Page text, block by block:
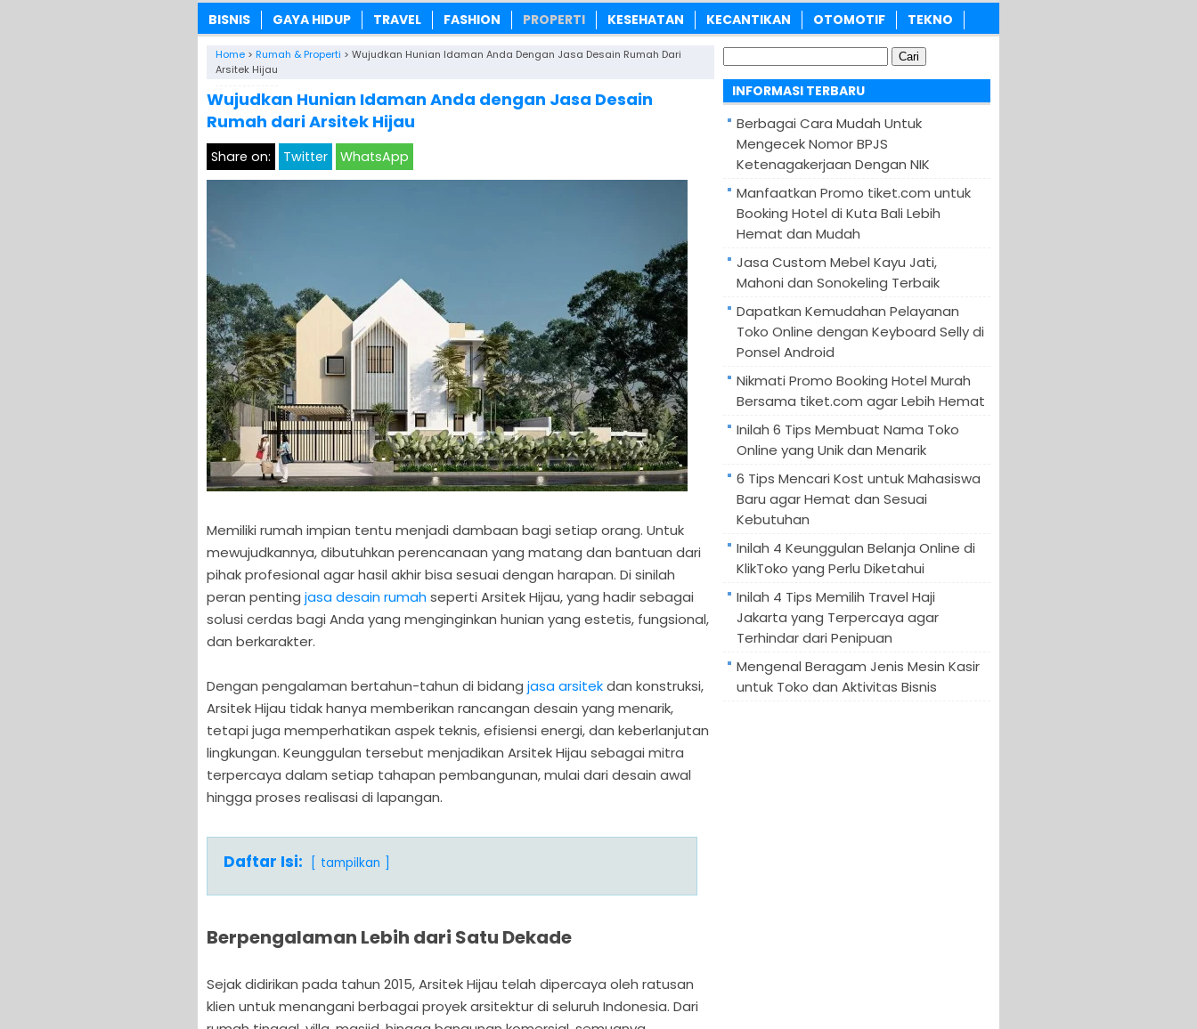
BISNIS GAYA HIDUP TRAVEL FASHION PROPERTI KESEHATAN KECANTIKAN OTOMOTIF TEKNO
Home > Rumah & Properti > Wujudkan Hunian Idaman Anda Dengan Jasa Desain Rumah Dari
Arsitek Hijau
Wujudkan Hunian Idaman Anda dengan Jasa Desain
Rumah dari Arsitek Hijau
Share on: Twitter WhatsApp
Memiliki rumah impian tentu menjadi dambaan bagi setiap orang. Untuk
mewujudkannya, dibutuhkan perencanaan yang matang dan bantuan dari
pihak profesional agar hasil akhir bisa sesuai dengan harapan. Di sinilah
peran penting jasa desain rumahseperti Arsitek Hijau, yang hadir sebagai
solusi cerdas bagi Anda yang menginginkan hunian yang estetis, fungsional,
dan berkarakter.
Dengan pengalaman bertahun-tahun di bidang jasa arsitekdan konstruksi,
Arsitek Hijau tidak hanya memberikan rancangan desain yang menarik,
tetapi juga memperhatikan aspek teknis, efisiensi energi, dan keberlanjutan
lingkungan. Keunggulan tersebut menjadikan Arsitek Hijau sebagai mitra
terpercaya dalam setiap tahapan pembangunan, mulai dari desain awal
hingga proses realisasi di lapangan.
Daftar Isi: tampilkan
Berpengalaman Lebih dari Satu Dekade
Sejak didirikan pada tahun 2015, Arsitek Hijau telah dipercaya oleh ratusan
klien untuk menangani berbagai proyek arsitektur di seluruh Indonesia. Dari
untuk:
INFORMASI TERBARU
Berbagai Cara Mudah Untuk
Mengecek Nomor BPJS
Ketenagakerjaan Dengan NIK
Manfaatkan Promo tiket.com untuk
Booking Hotel di Kuta Bali Lebih
Hemat dan Mudah
Jasa Custom Mebel Kayu Jati,
Mahoni dan Sonokeling Terbaik
Dapatkan Kemudahan Pelayanan
Toko Online dengan Keyboard Selly di
Ponsel Android
Nikmati Promo Booking Hotel Murah
Bersama tiket.com agar Lebih Hemat
Inilah 6 Tips Membuat Nama Toko
Online yang Unik dan Menarik
6 Tips Mencari Kost untuk Mahasiswa
Baru agar Hemat dan Sesuai
Kebutuhan
Inilah 4 Keunggulan Belanja Online di
KlikToko yang Perlu Diketahui
Inilah 4 Tips Memilih Travel Haji
Jakarta yang Terpercaya agar
Terhindar dari Penipuan
Mengenal Beragam Jenis Mesin Kasir
untuk Toko dan Aktivitas Bisnis